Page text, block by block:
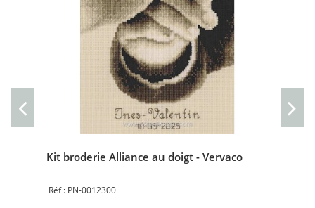
Kit broderie Alliance au doigt - Vervaco
PN-0012300